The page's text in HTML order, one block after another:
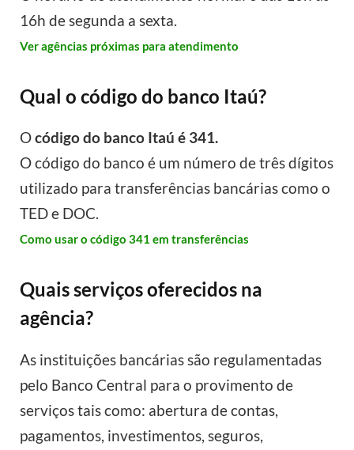
16h de segunda a sexta.
Ver agências próximas para atendimento
Qual o código do banco Itaú?
Ocódigo do banco Itaú é 341.
O código do banco é um número de três dígitos
utilizado para transferências bancárias como o
TED e DOC.
Como usar o código 341 em transferências
Quais serviços oferecidos na
agência?
As instituições bancárias são regulamentadas
pelo Banco Central para o provimento de
serviços tais como: abertura de contas,
pagamentos, investimentos, seguros,